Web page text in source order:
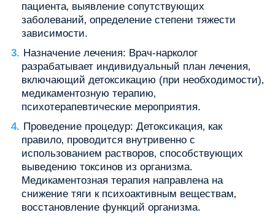
пациента‚ выявление сопутствующих
заболеваний‚ определение степени тяжести
зависимости.
Назначение лечения: Врач-нарколог
разрабатывает индивидуальный план лечения‚
включающий детоксикацию (при необходимости)‚
медикаментозную терапию‚
психотерапевтические мероприятия.
Проведение процедур: Детоксикация‚ как
правило‚ проводится внутривенно с
использованием растворов‚ способствующих
выведению токсинов из организма.
Медикаментозная терапия направлена на
снижение тяги к психоактивным веществам‚
восстановление функций организма.